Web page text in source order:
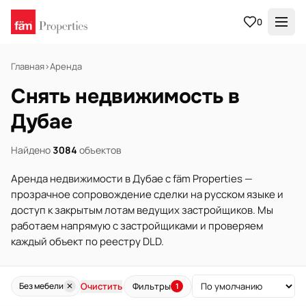
0
Главная›Аренда
Снять недвижимость в
Дубае
Найдено 3084 объектов
Аренда недвижимости в Дубае с fäm Properties —
прозрачное сопровождение сделки на русском языке и
доступ к закрытым лотам ведущих застройщиков. Мы
работаем напрямую с застройщиками и проверяем
каждый объект по реестру DLD.
Без мебели ✕ Очистить Фильтры 1